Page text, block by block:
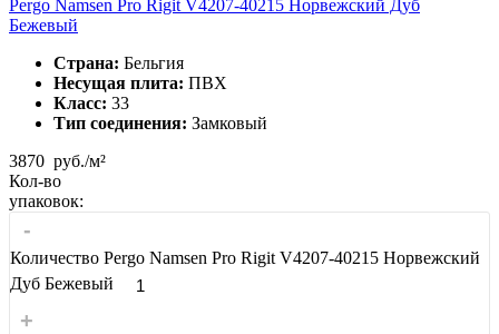
Pergo Namsen Pro Rigit V4207-40215 Норвежский Дуб
Бежевый
Страна: Бельгия
Несущая плита: ПВХ
Класс: 33
Тип соединения: Замковый
3870 руб./м²
Кол-во
упаковок:
-
Количество Pergo Namsen Pro Rigit V4207-40215 Норвежский
Дуб Бежевый
+